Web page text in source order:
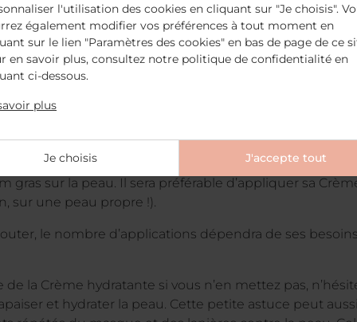
avec légèreté
aussi une étape clef de sa routine beauté. La peau
plus de sébum afin de se protéger. Ce qui ne fait
pas bonne à prendre, il faudra bien faire pénétrer
gras sur la peau. Il sera préférable d’appliquer sa
sur une peau propre !).
le nombre d’applications dépendra de ses
la Crème hydratante si vous n’en mettez pas,
et hydrater la peau. Cette petite astuce peut
l'utilisation des cookies en cliquant sur "Je choisis".
également modifier vos préférences à tout moment en
sur le lien "Paramètres des cookies" en bas de page de ce
en savoir plus, consultez notre politique de confidentialité en
ci-dessous.
plus
Je choisis J'accepte tout